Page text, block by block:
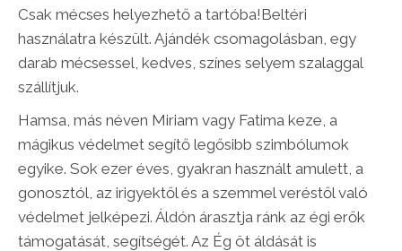
Csak mécses helyezhető a tartóba!Beltéri
használatra készült. Ajándék csomagolásban, egy
darab mécsessel, kedves, színes selyem szalaggal
szállítjuk.
Hamsa, más néven Miriam vagy Fatima keze, a
mágikus védelmet segítő legősibb szimbólumok
egyike. Sok ezer éves, gyakran használt amulett, a
gonosztól, az irigyektől és a szemmel veréstől való
védelmet jelképezi. Áldón árasztja ránk az égi erők
támogatását, segítségét. Az Ég öt áldását is